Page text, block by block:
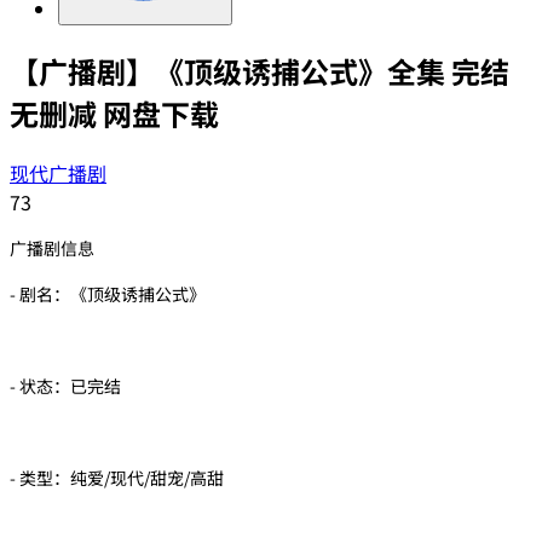
【广播剧】《顶级诱捕公式》全集 完结
无删减 网盘下载
现代广播剧
73
广播剧信息
- 剧名：《顶级诱捕公式》
- 状态：已完结
- 类型：纯爱/现代/甜宠/高甜